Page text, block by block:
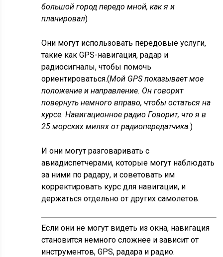
большой город передо мной, как я и
планировал)
Они могут использовать передовые услуги,
такие как GPS-навигация, радар и
радиосигналы, чтобы помочь
ориентироваться.(Мой GPS показывает мое
положение и направление. Он говорит
повернуть немного вправо, чтобы остаться на
курсе. Навигационное радио Говорит, что я в
25 морских милях от радиопередатчика.)
И они могут разговаривать с
авиадиспетчерами, которые могут наблюдать
за ними по радару, и советовать им
корректировать курс для навигации, и
держаться отдельно от других самолетов.
Если они не могут видеть из окна, навигация
становится немного сложнее и зависит от
инструментов, GPS, радара и радио.